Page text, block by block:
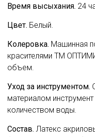
Время высыхания. 24
Цвет. Белый.
Колеровка. Машинная
красителями ТМ
объем.
Уход за инструментом.
материалом
количеством воды.
Состав. Латекс